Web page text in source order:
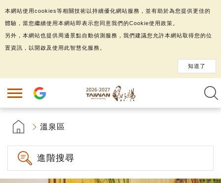
溫泉區
進階搜尋
本網站使用cookies等相關技術以持續優化網站服務，並有助於為您提供更佳的
體驗，當您繼續使用本網站即表示您同意我們的Cookie使用政策。
另外，本網站也提供周邊景點自動偵測服務，我們建議您允許本網站取得您的位
置資訊，以開啟及使用此智慧化服務。
知道了